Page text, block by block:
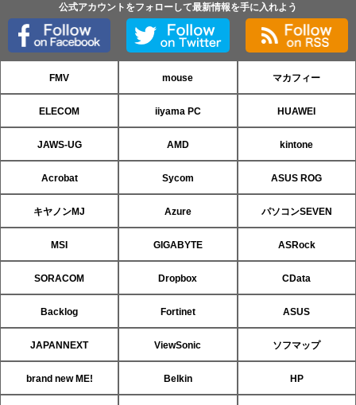
公式アカウントをフォローして最新情報を手に入れよう
FMV mouse マカフィー
ELECOM iiyama PC HUAWEI
JAWS-UG AMD kintone
Acrobat Sycom ASUS ROG
キヤノンMJ Azure パソコンSEVEN
MSI GIGABYTE ASRock
SORACOM Dropbox CData
Backlog Fortinet ASUS
JAPANNEXT ViewSonic ソフマップ
brand new ME! Belkin HP